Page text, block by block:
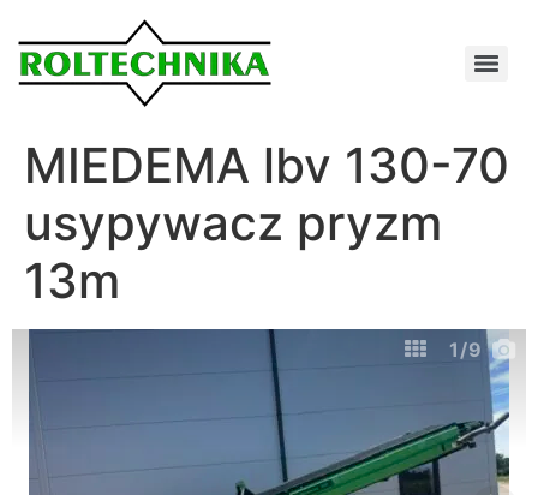
MIEDEMA lbv 130-70
usypywacz pryzm
13m
1 /9